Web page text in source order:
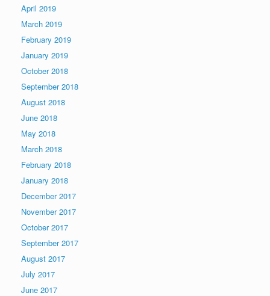
April 2019
March 2019
February 2019
January 2019
October 2018
September 2018
August 2018
June 2018
May 2018
March 2018
February 2018
January 2018
December 2017
November 2017
October 2017
September 2017
August 2017
July 2017
June 2017